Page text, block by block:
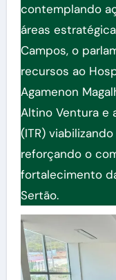
contemplando
áreas
Campos, o
recursos ao
Agamenon
Altino Ventura e
(ITR)
reforçando o
fortalecimento
Sertão.